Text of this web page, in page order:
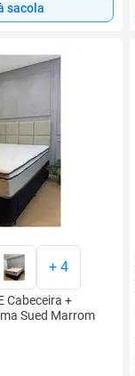
sacola
+ 4
Cabeceira +
Sued Marrom